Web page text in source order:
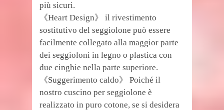
più sicuri.
《Heart Design》 il rivestimento
sostitutivo del seggiolone può essere
facilmente collegato alla maggior parte
dei seggioloni in legno o plastica con
due cinghie nella parte superiore.
《Suggerimento caldo》 Poiché il
nostro cuscino per seggiolone è
realizzato in puro cotone, se si desidera